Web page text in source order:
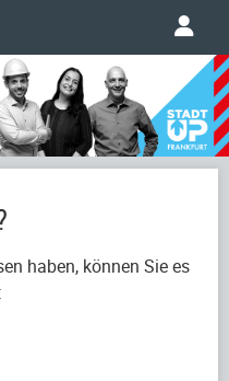
haben, können Sie es